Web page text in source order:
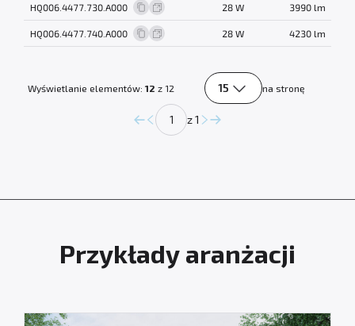
HQ006.4477.730.A000 28 W 3990 lm
HQ006.4477.740.A000 28 W 4230 lm
Wyświetlanie elementów: 12 z 12
z 1
15 na stronę
Przykłady aranżacji